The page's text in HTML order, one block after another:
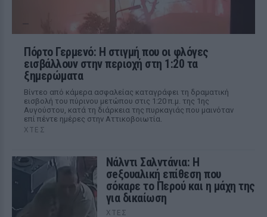
Πόρτο Γερμενό: Η στιγμή που οι φλόγες
εισβάλλουν στην περιοχή στη 1:20 τα
ξημερώματα
Βίντεο από κάμερα ασφαλείας καταγράφει τη δραματική
εισβολή του πύρινου μετώπου στις 1:20 π.μ. της 1ης
Αυγούστου, κατά τη διάρκεια της πυρκαγιάς που μαινόταν
επί πέντε ημέρες στην Αττικοβοιωτία.
ΧΤΕΣ
Νάλντι Σαλντάνια: Η
σeξουαλική επίθεση που
σόκαρε το Περού και η μάχη της
για δικαίωση
ΧΤΕΣ